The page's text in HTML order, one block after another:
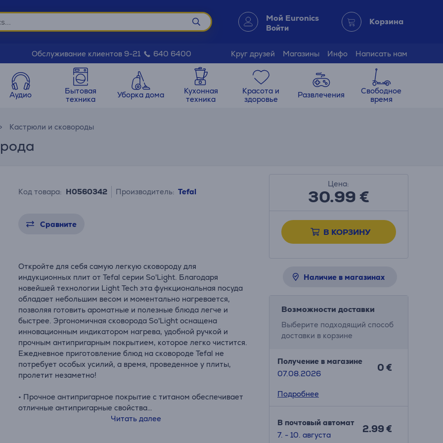
Мой Euronics
Войти
Корзина
Обслуживание клиентов 9-21 640 6400 Круг друзей Магазины Инфо Написать нам
Аудио
Бытовая
техника
Уборка дома
Кухонная
техника
Красота и
здоровье
Развлечения
Свободное
время
Кастрюли и сковороды
Код товара: H0560342 Производитель: Tefal
Сравните
Откройте для себя самую легкую сковороду для
индукционных плит от Tefal серии So'Light. Благодаря
новейшей технологии Light Tech эта функциональная посуда
обладает небольшим весом и моментально нагревается,
позволяя готовить ароматные и полезные блюда легче и
быстрее. Эргономичная сковорода So'Light оснащена
инновационным индикатором нагрева, удобной ручкой и
прочным антипригарным покрытием, которое легко чистится.
Ежедневное приготовление блюд на сковороде Tefal не
потребует особых усилий, а время, проведенное у плиты,
пролетит незаметно!
• Прочное антипригарное покрытие с титаном обеспечивает
отличные антипригарные свойства
• Инновационная зона Thermo-Signal™ меняет цвет, когда
Читать далее
Цена:
30.99€
В КОРЗИНУ
Наличие в магазинах
Возможности доставки
Выберите подходящий способ
доставки в корзине
Получение в магазине
07.08.2026
0 €
Подробнее
В почтовый автомат
7. - 10. августа
2.99 €